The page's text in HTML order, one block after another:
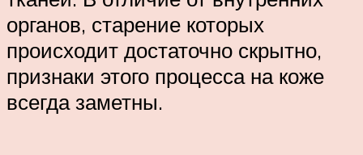
органов, старение которых
происходит достаточно скрытно,
признаки этого процесса на коже
всегда заметны.